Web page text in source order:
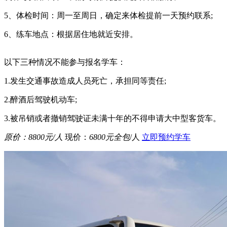
5、体检时间：周一至周日，确定来体检提前一天预约联系;
6、练车地点：根据居住地就近安排。
以下三种情况不能参与报名学车：
1.发生交通事故造成人员死亡，承担同等责任;
2.醉酒后驾驶机动车;
3.被吊销或者撤销驾驶证未满十年的不得申请大中型客货车。
原价： 8800元/人 现价： 6800元全包/人 立即预约学车